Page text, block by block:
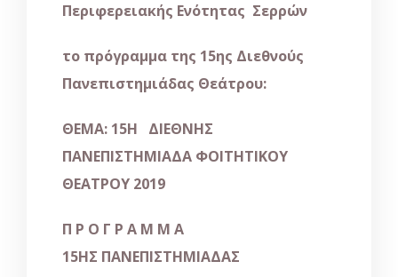
Περιφερειακής Ενότητας Σερρών
το πρόγραμμα της 15ης Διεθνούς
Πανεπιστημιάδας Θεάτρου:
ΘΕΜΑ: 15Η ΔΙΕΘΝΗΣ
ΠΑΝΕΠΙΣΤΗΜΙΑΔΑ ΦΟΙΤΗΤΙΚΟΥ
ΘΕΑΤΡΟΥ 2019
Π Ρ Ο Γ Ρ Α Μ Μ Α
15ΗΣ ΠΑΝΕΠΙΣΤΗΜΙΑΔΑΣ